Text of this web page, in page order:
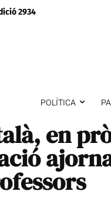
2934
POLÍTICA
en